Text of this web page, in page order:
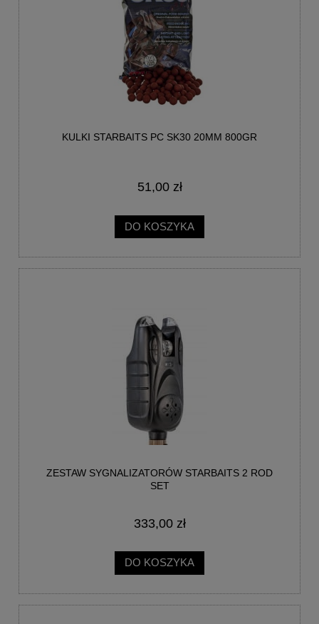
KULKI STARBAITS PC SK30 20MM 800GR
51,00 zł
DO KOSZYKA
ZESTAW SYGNALIZATORÓW STARBAITS 2 ROD
SET
333,00 zł
DO KOSZYKA